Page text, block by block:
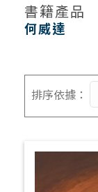
書籍產品
何威達